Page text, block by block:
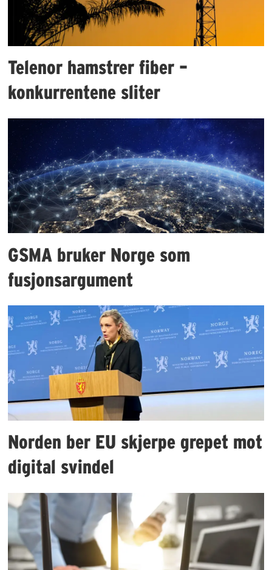
Telenor hamstrer fiber –
konkurrentene sliter
GSMA bruker Norge som
fusjonsargument
Norden ber EU skjerpe grepet mot
digital svindel